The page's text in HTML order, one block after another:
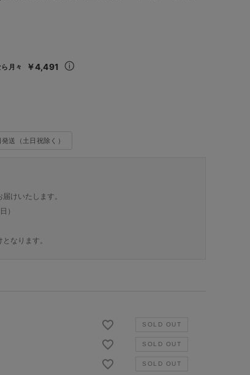
月々 ￥4,491
送（土日祝除く）
けいたします。
）
なります。